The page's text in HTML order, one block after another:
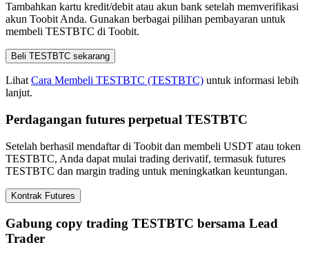
Tambahkan kartu kredit/debit atau akun bank setelah memverifikasi
akun Toobit Anda. Gunakan berbagai pilihan pembayaran untuk
membeli TESTBTC di Toobit.
Beli TESTBTC sekarang
LihatCara Membeli TESTBTC (TESTBTC) untuk informasi lebih
lanjut.
Perdagangan futures perpetual TESTBTC
Setelah berhasil mendaftar di Toobit dan membeli USDT atau token
TESTBTC, Anda dapat mulai trading derivatif, termasuk futures
TESTBTC dan margin trading untuk meningkatkan keuntungan.
Kontrak Futures
Gabung copy trading TESTBTC bersama Lead
Trader